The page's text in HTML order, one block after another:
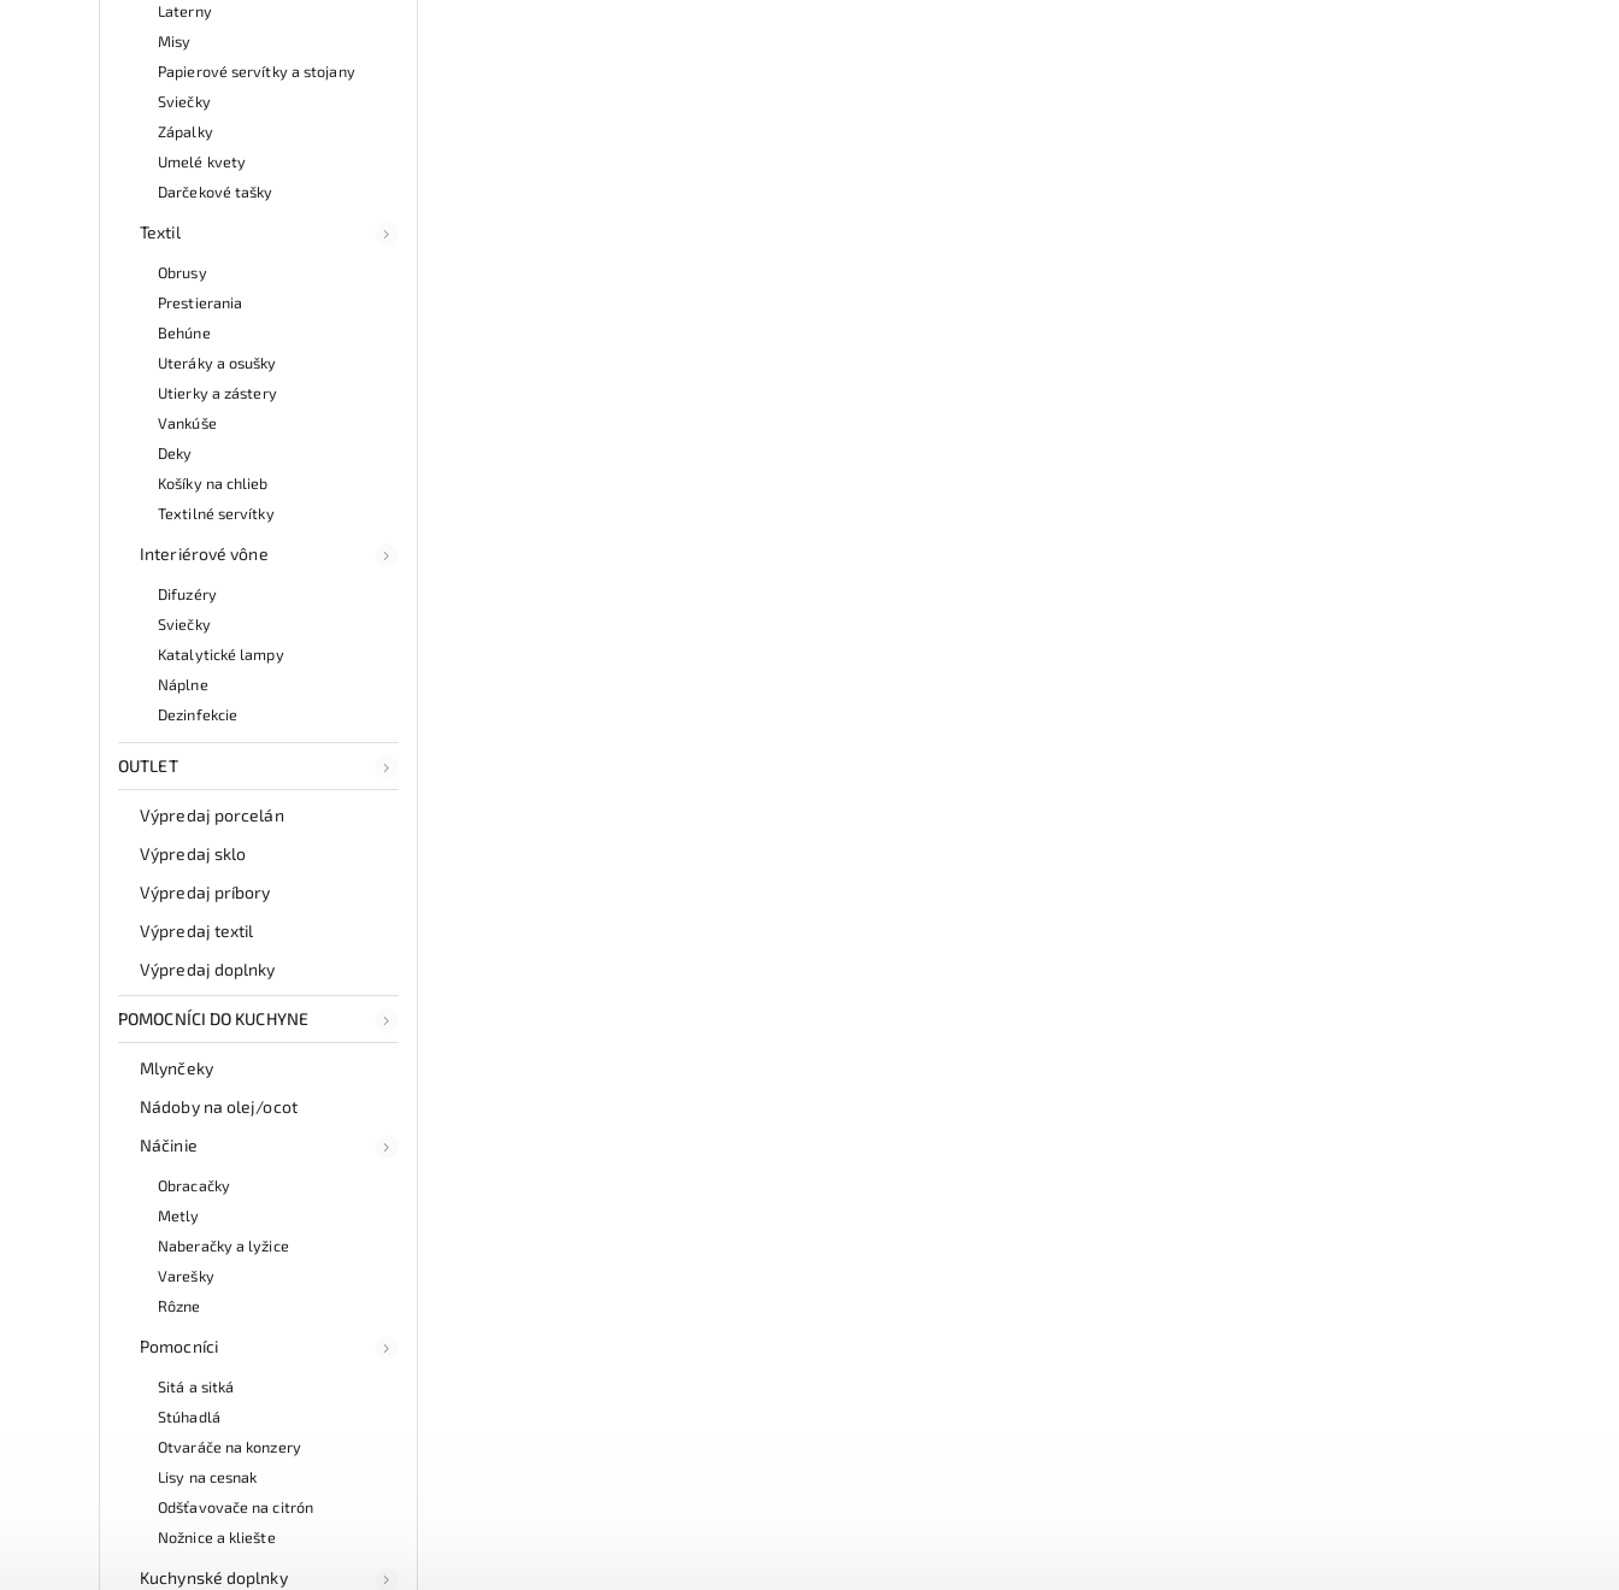
Laterny
Misy
Papierové servítky a stojany
Sviečky
Zápalky
Umelé kvety
Darčekové tašky
Textil
Obrusy
Prestierania
Behúne
Uteráky a osušky
Utierky a zástery
Vankúše
Deky
Košíky na chlieb
Textilné servítky
Interiérové vône
Difuzéry
Sviečky
Katalytické lampy
Náplne
Dezinfekcie
OUTLET
Výpredaj porcelán
Výpredaj sklo
Výpredaj príbory
Výpredaj textil
Výpredaj doplnky
POMOCNÍCI DO KUCHYNE
Mlynčeky
Nádoby na olej/ocot
Náčinie
Obracačky
Metly
Naberačky a lyžice
Varešky
Rôzne
Pomocníci
Sitá a sitká
Stúhadlá
Otvaráče na konzery
Lisy na cesnak
Odšťavovače na citrón
Nožnice a kliešte
Kuchynské doplnky